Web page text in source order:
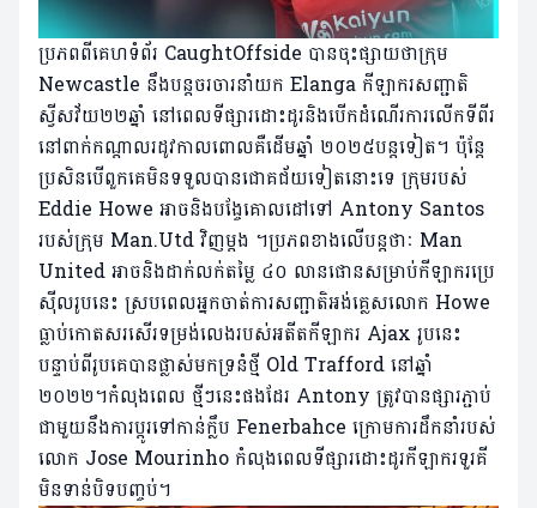
ប្រភពពីគេហទំព័រ CaughtOffside បានចុះផ្សាយថាក្រុម
Newcastle នឹងបន្តចរចារនាំយក Elanga កីឡាករសញ្ជាតិ
ស្វីសវ័យ២២ឆ្នាំ នៅពេលទីផ្សារដោះដូរនិងបើកដំណើរការលើកទីពីរ
នៅពាក់កណ្តាលរដូវកាលពោលគឺដើមឆ្នាំ ២០២៥បន្តទៀត។ ប៉ុន្តែ
ប្រសិនបើពួកគេមិនទទួលបានជោគជ័យទៀតនោះទេ ក្រុមរបស់
Eddie Howe អាចនិងបង្ចែគោលដៅទៅ Antony Santos
របស់ក្រុម Man.Utd វិញម្តង ។ប្រភពខាងលើបន្តថាៈ Man
United អាចនិងដាក់លក់តម្លៃ ៤០ លានផោនសម្រាប់កីឡាករប្រេ
ស៊ីលរូបនេះ ស្របពេលអ្នកចាត់ការសញ្ជាតិអង់គ្លេសលោក Howe
ធ្លាប់កោតសរសើរទម្រង់លេងរបស់អតីតកីឡាករ Ajax រូបនេះ
បន្ទាប់ពីរូបគេបានផ្លាស់មកទ្រនំថ្មី Old Trafford នៅឆ្នាំ
២០២២។កំលុងពេល ថ្មីៗនេះផងដែរ Antony ត្រូវបានផ្សារភ្ជាប់
ជាមួយនឹងការប្តូរទៅកាន់ក្លឹប Fenerbahce ក្រោមការដឹកនាំរបស់
លោក Jose Mourinho កំលុងពេលទីផ្សារដោះដូរកីឡាករទួរគី
មិនទាន់បិទបញ្ចប់។